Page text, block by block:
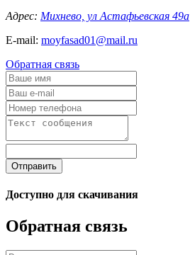
Адрес: Михнево, ул Астафьевская 49а
E-mail: moyfasad01@mail.ru
Обратная связь
Отправить
Доступно для скачивания
Обратная связь